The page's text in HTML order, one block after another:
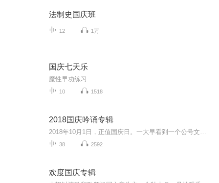
法制史国庆班
12 1万
国庆七天乐
魔性早功练习
10 1518
2018国庆吟诵专辑
38 2592
欢度国庆专辑